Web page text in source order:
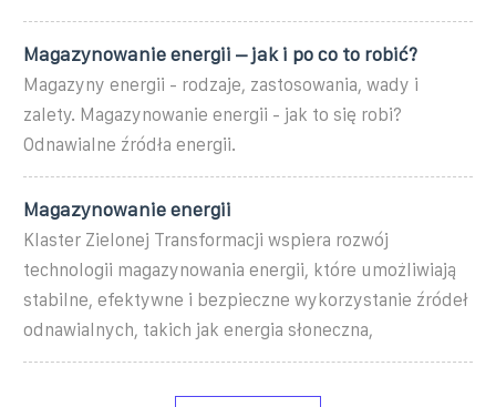
Magazynowanie energii – jak i po co to robić?
Magazyny energii - rodzaje, zastosowania, wady i
zalety. Magazynowanie energii - jak to się robi?
Odnawialne źródła energii.
Magazynowanie energii
Klaster Zielonej Transformacji wspiera rozwój
technologii magazynowania energii, które umożliwiają
stabilne, efektywne i bezpieczne wykorzystanie źródeł
odnawialnych, takich jak energia słoneczna,